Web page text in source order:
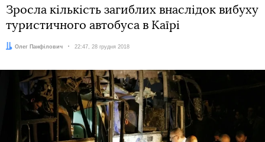
Зросла кількість загиблих внаслідок вибуху
туристичного автобуса в Каїрі
Автор:
Олег Панфілович Дата:
22:47, 28 грудня 2018